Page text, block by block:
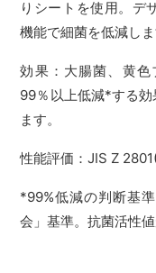
りシートを使用。デ
機能で細菌を低減しま
効果：大腸菌、黄色
99％以上低減*する効
ます。
性能評価：JIS Z
*99%低減の判断基
会」基準。抗菌活性